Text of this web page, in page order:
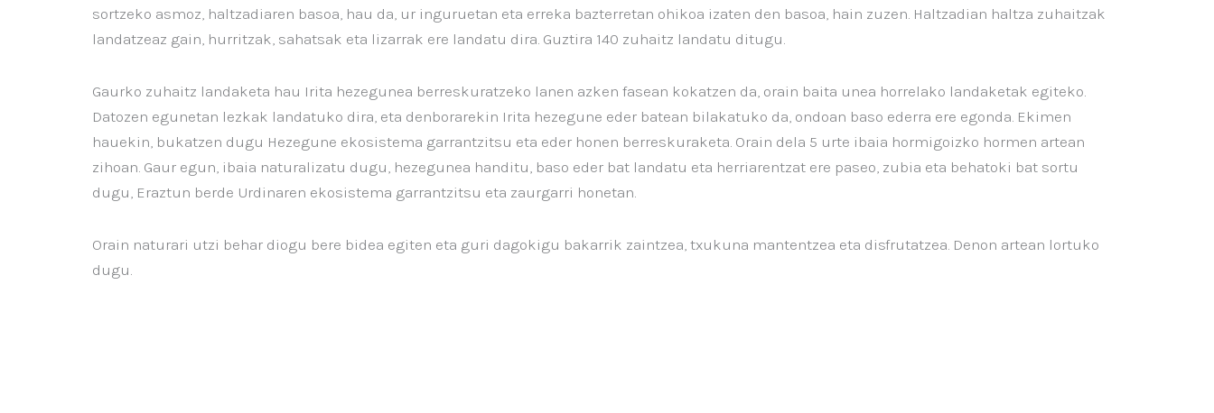
sortzeko asmoz, haltzadiaren basoa, hau da, ur inguruetan eta erreka bazterretan ohikoa izaten den basoa, hain zuzen. Haltzadian haltza zuhaitzak
landatzeaz gain, hurritzak, sahatsak eta lizarrak ere landatu dira. Guztira 140 zuhaitz landatu ditugu.
Gaurko zuhaitz landaketa hau Irita hezegunea berreskuratzeko lanen azken fasean kokatzen da, orain baita unea horrelako landaketak egiteko.
Datozen egunetan lezkak landatuko dira, eta denborarekin Irita hezegune eder batean bilakatuko da, ondoan baso ederra ere egonda. Ekimen
hauekin, bukatzen dugu Hezegune ekosistema garrantzitsu eta eder honen berreskuraketa. Orain dela 5 urte ibaia hormigoizko hormen artean
zihoan. Gaur egun, ibaia naturalizatu dugu, hezegunea handitu, baso eder bat landatu eta herriarentzat ere paseo, zubia eta behatoki bat sortu
dugu, Eraztun berde Urdinaren ekosistema garrantzitsu eta zaurgarri honetan.
Orain naturari utzi behar diogu bere bidea egiten eta guri dagokigu bakarrik zaintzea, txukuna mantentzea eta disfrutatzea. Denon artean lortuko
dugu.